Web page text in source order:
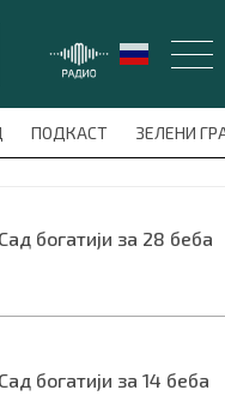
ПОДКАСТ ЗЕЛЕНИ
богатији за 28 беба
богатији за 14 беба